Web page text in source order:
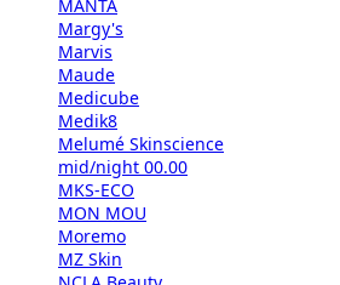
MANTA
Margy's
Marvis
Maude
Medicube
Medik8
Melumé Skinscience
mid/night 00.00
MKS-ECO
MON MOU
Moremo
MZ Skin